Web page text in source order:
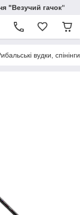
"Везучий гачок"
вудки,